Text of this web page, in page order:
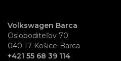
Volkswagen Barca
Osloboditeľov 70
040 17 Košice-Barca
+421 55 68 39 114